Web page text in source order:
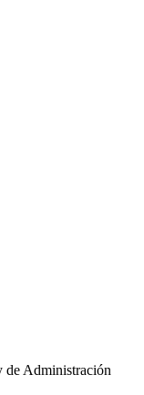
de Administración